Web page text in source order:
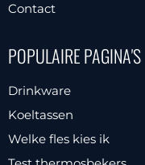
Contact
POPULAIRE PAGINA'S
Drinkware
Koeltassen
Welke fles kies ik